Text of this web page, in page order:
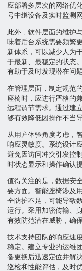
应部署多层次的网络优
号中继设备及实时监测
此外，软件层面的维护
味着后台系统需要频繁
新体系，可以减少人为
于最新、最稳定的状态
有助于及时发现潜在问
在管理层面，制定规范
座椅时，应进行严格的
远程调节需求。通过建
够有效降低因操作不当
从用户体验角度考虑，
响应灵敏度。系统设计
避免因访问冲突引发控
时状态显示和操作确认
值得关注的是，数据安
要方面。智能座椅涉及
全防护不足，可能导致
运行。采用加密传输、
有效防范潜在威胁，确
技术支持团队的响应速
稳定。建立专业的运维
备更换后迅速定位并解
巡检和性能评估，及时